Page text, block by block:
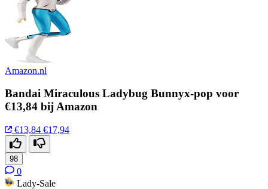
Amazon.nl
Bandai Miraculous Ladybug Bunnyx-pop voor
€13,84 bij Amazon
€13,84 €17,94
98
0
Lady-Sale